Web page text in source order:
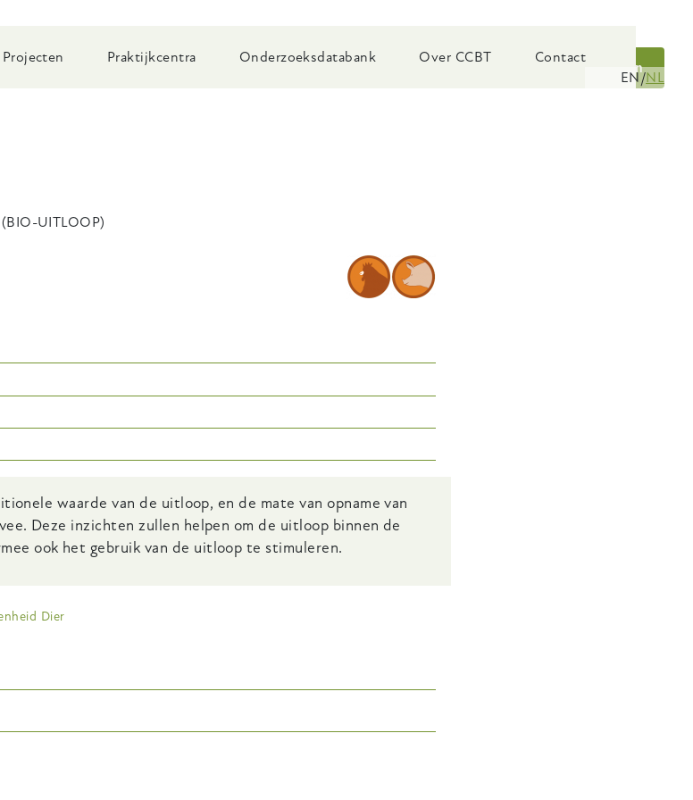
Projecten Praktijkcentra Onderzoeksdatabank Over CCBT Contact
Zoeken
EN NL
UITLOOP)
waarde van de uitloop, en de mate van opname van
Deze inzichten zullen helpen om de uitloop binnen de
ook het gebruik van de uitloop te stimuleren.
Dier